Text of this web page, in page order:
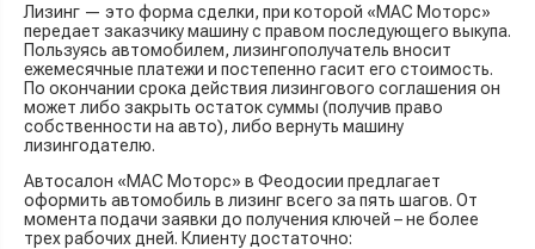
Лизинг — это форма сделки, при которой «МАС Моторс»
передает заказчику машину с правом последующего выкупа.
Пользуясь автомобилем, лизингополучатель вносит
ежемесячные платежи и постепенно гасит его стоимость.
По окончании срока действия лизингового соглашения он
может либо закрыть остаток суммы (получив право
собственности на авто), либо вернуть машину
лизингодателю.
Автосалон «МАС Моторс» в Феодосии предлагает
оформить автомобиль в лизинг всего за пять шагов. От
момента подачи заявки до получения ключей – не более
трех рабочих дней. Клиенту достаточно: